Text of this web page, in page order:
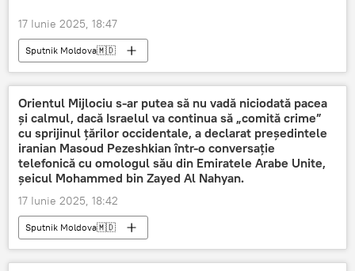
17 Iunie 2025, 18:47
Sputnik Moldova🇲🇩
Orientul Mijlociu s-ar putea să nu vadă niciodată pacea
și calmul, dacă Israelul va continua să „comită crime”
cu sprijinul țărilor occidentale, a declarat președintele
iranian Masoud Pezeshkian într-o conversație
telefonică cu omologul său din Emiratele Arabe Unite,
șeicul Mohammed bin Zayed Al Nahyan.
17 Iunie 2025, 18:42
Sputnik Moldova🇲🇩